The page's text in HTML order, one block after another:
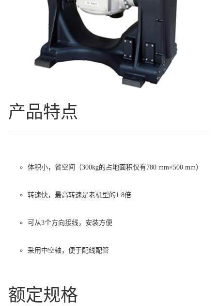
产品特点
体积小，省空间（300kg的占地面积仅有780 mm×500 mm）
转速快，最高转速是老机型的1.8倍
可从3个方向接线，安装方便
采用中空轴，便于配线配管
额定规格